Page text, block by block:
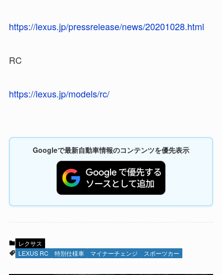
https://lexus.jp/pressrelease/news/20201028.html
RC
https://lexus.jp/models/rc/
Googleで最新自動車情報のコンテンツを優先表示
レクサス
LEXUS RC
特別仕様車 マイナーチェンジ スポーツカー